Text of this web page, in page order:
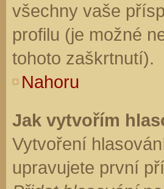
všechny vaše
profilu (je možné
tohoto zaškrtnutí).
Nahoru
Jak vytvořím
Vytvoření
upravujete první